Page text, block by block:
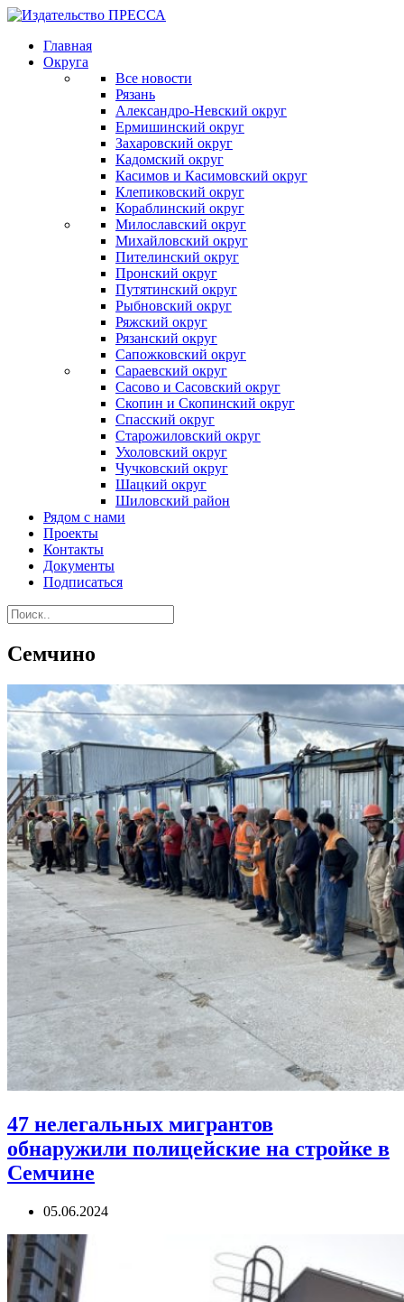
Главная
Округа
Все новости
Рязань
Александро-Невский округ
Ермишинский округ
Захаровский округ
Кадомский округ
Касимов и Касимовский округ
Клепиковский округ
Кораблинский округ
Милославский округ
Михайловский округ
Пителинский округ
Пронский округ
Путятинский округ
Рыбновский округ
Ряжский округ
Рязанский округ
Сапожковский округ
Сараевский округ
Сасово и Сасовский округ
Скопин и Скопинский округ
Спасский округ
Старожиловский округ
Ухоловский округ
Чучковский округ
Шацкий округ
Шиловский район
Рядом с нами
Проекты
Контакты
Документы
Подписаться
Семчино
47 нелегальных мигрантов
обнаружили полицейские на стройке в
Семчине
05.06.2024